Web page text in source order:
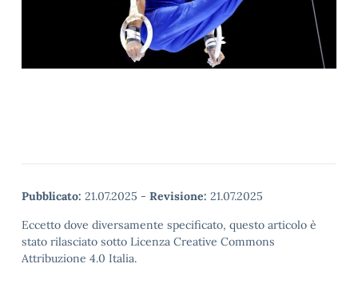
Pubblicato: 21.07.2025 - Revisione: 21.07.2025
Eccetto dove diversamente specificato, questo articolo è
stato rilasciato sotto Licenza Creative Commons
Attribuzione 4.0 Italia.